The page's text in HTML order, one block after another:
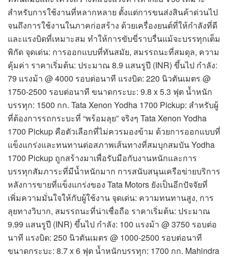
สำหรับการใช้งานที่หลากหลาย ตั้งแต่การขนส่งสินค้าด่วนไป
จนถึงการใช้งานในภาคก่อสร้าง ด้วยเครื่องยนต์ที่ให้กำลังที่ดี
และแรงบิดที่เหมาะสม ทำให้การขับขี่ราบรื่นแม้จะบรรทุกเต็ม
พิกัด จุดเด่น: การออกแบบที่ทันสมัย, สมรรถนะที่สมดุล, ความ
คุ้มค่า ราคาเริ่มต้น: ประมาณ 8.9 แสนรูปี (INR) ขึ้นไป กำลัง:
79 แรงม้า @ 4000 รอบต่อนาที แรงบิด: 220 นิวตันเมตร @
1750-2500 รอบต่อนาที ขนาดกระบะ: 9.8 x 5.3 ฟุต น้ำหนัก
บรรทุก: 1500 กก. Tata Xenon Yodha 1700 Pickup: สำหรับผู้
ที่ต้องการรถกระบะที่ “พร้อมลุย” จริงๆ Tata Xenon Yodha
1700 Pickup คือตัวเลือกที่ไม่ควรมองข้าม ด้วยการออกแบบที่
แข็งแกร่งและทนทานต่อสภาพเส้นทางที่สมบุกสมบัน Yodha
1700 Pickup ถูกสร้างมาเพื่อรับมือกับงานหนักและการ
บรรทุกสัมภาระที่มีน้ำหนักมาก การสนับสนุนเครือข่ายบริการ
หลังการขายที่แข็งแกร่งของ Tata Motors ยังเป็นอีกปัจจัยที่
เพิ่มความมั่นใจให้กับผู้ใช้งาน จุดเด่น: ความทนทานสูง, การ
ลุยทางวิบาก, สมรรถนะที่น่าเชื่อถือ ราคาเริ่มต้น: ประมาณ
9.99 แสนรูปี (INR) ขึ้นไป กำลัง: 100 แรงม้า @ 3750 รอบต่อ
นาที แรงบิด: 250 นิวตันเมตร @ 1000-2500 รอบต่อนาที
ขนาดกระบะ: 8.7 x 6 ฟุต น้ำหนักบรรทุก: 1700 กก. Mahindra